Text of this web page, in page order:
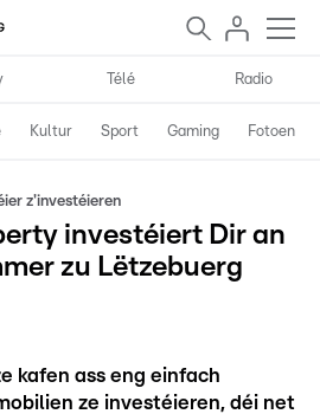
Télé Radio
Kultur Sport Gaming Fotoen
z'investéieren
investéiert Dir an
zu Lëtzebuerg
kafen ass eng einfach
ze investéieren, déi net